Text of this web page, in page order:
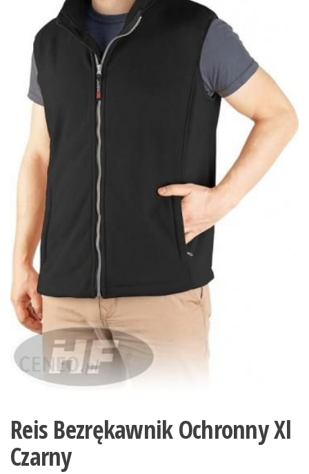
Reis Bezrękawnik Ochronny Xl
Czarny